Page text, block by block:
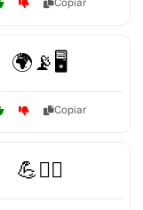
Copiar
🌍📡🖥️
Copiar
💪🏋️‍♂️